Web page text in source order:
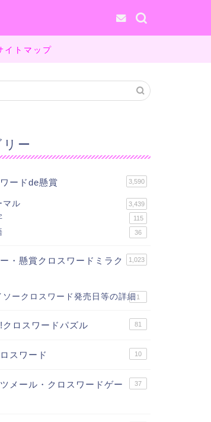
イトマップ
ー
ードde懸賞 3,590
マル 3,439
115
36
・懸賞クロスワードミラク
1,023
ソークロスワード発売日等の詳細 1
クロスワードパズル 81
スワード 10
メール・クロスワードゲー
37